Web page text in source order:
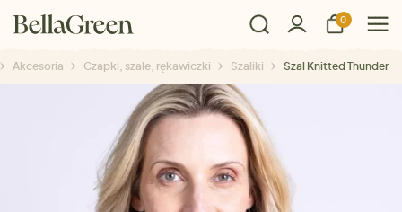
0
Akcesoria Czapki, szale, rękawiczki Szaliki Szal Knitted Thunder